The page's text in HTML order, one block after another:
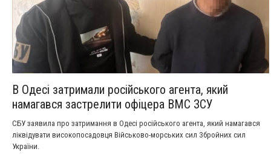
В Одесі затримали російського агента, який
намагався застрелити офіцера ВМС ЗСУ
СБУ заявила про затримання в Одесі російського агента, який намагався
ліквідувати високопосадовця Військово-морських сил Збройних сил
України.